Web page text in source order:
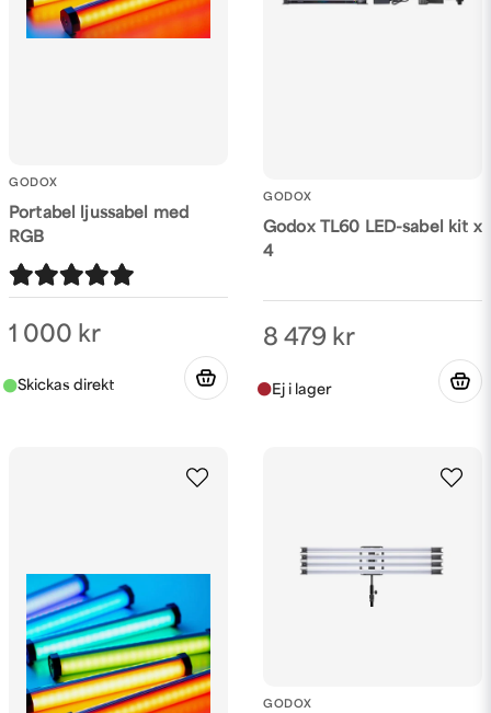
GODOX
Portabel ljussabel med
RGB
1 000 kr
GODOX
Godox TL60 LED-sabel kit x
4
8 479 kr
GODOX
Skicka fråga